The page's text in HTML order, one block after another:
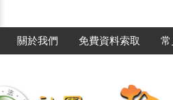
關於我們 免費資料索取 常